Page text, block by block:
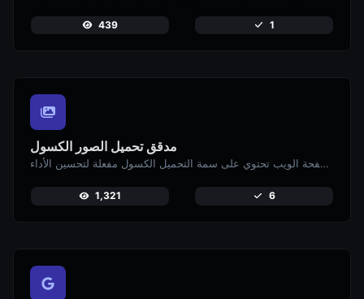
439 1
مدقق تحميل الصور الكسول
تحقق إذا كانت الصور على صفحة الويب تحتوي على سمة التحميل الكسول مفعلة لتحسين الأداء.
1,321 6